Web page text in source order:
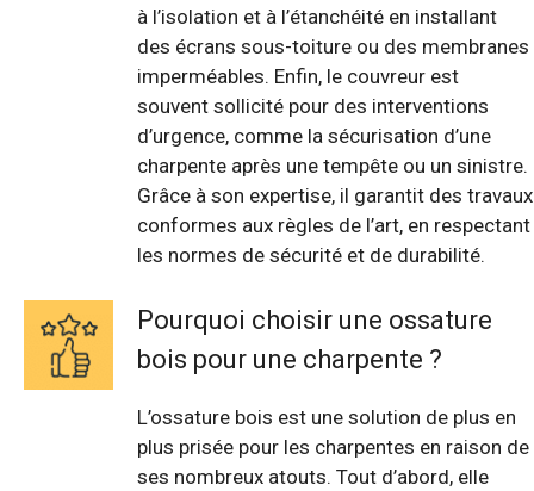
à l’isolation et à l’étanchéité en installant
des écrans sous-toiture ou des membranes
imperméables. Enfin, le couvreur est
souvent sollicité pour des interventions
d’urgence, comme la sécurisation d’une
charpente après une tempête ou un sinistre.
Grâce à son expertise, il garantit des travaux
conformes aux règles de l’art, en respectant
les normes de sécurité et de durabilité.
Pourquoi choisir une ossature
bois pour une charpente ?
L’ossature bois est une solution de plus en
plus prisée pour les charpentes en raison de
ses nombreux atouts. Tout d’abord, elle